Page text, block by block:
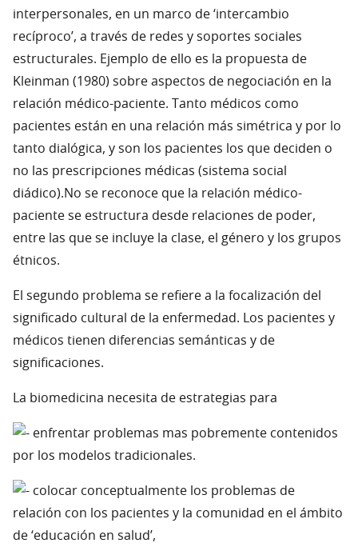
interpersonales, en un marco de ‘intercambio
recíproco’, a través de redes y soportes sociales
estructurales. Ejemplo de ello es la propuesta de
Kleinman (1980) sobre aspectos de negociación en la
relación médico-paciente. Tanto médicos como
pacientes están en una relación más simétrica y por lo
tanto dialógica, y son los pacientes los que deciden o
no las prescripciones médicas (sistema social
diádico).No se reconoce que la relación médico-
paciente se estructura desde relaciones de poder,
entre las que se incluye la clase, el género y los grupos
étnicos.
El segundo problema se refiere a la focalización del
significado cultural de la enfermedad. Los pacientes y
médicos tienen diferencias semánticas y de
significaciones.
La biomedicina necesita de estrategias para
enfrentar problemas mas pobremente contenidos
por los modelos tradicionales.
colocar conceptualmente los problemas de
relación con los pacientes y la comunidad en el ámbito
de ‘educación en salud’,